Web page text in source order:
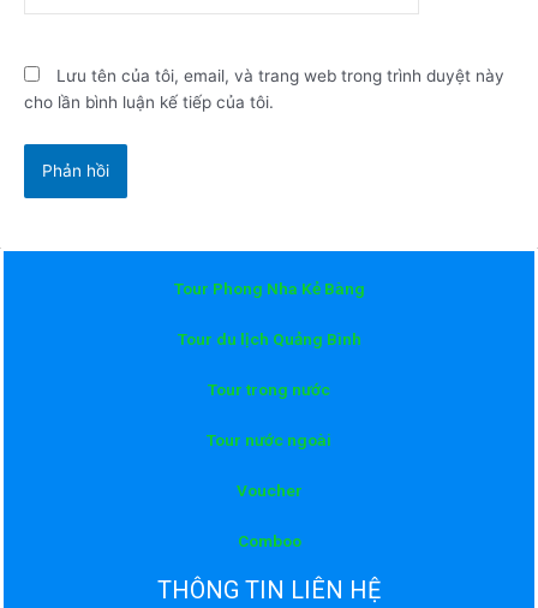
Lưu tên của tôi, email, và trang web trong trình duyệt này
cho lần bình luận kế tiếp của tôi.
Tour Phong Nha Kẻ Bàng
Tour du lịch Quảng Bình
Tour trong nước
Tour nước ngoài
Voucher
Comboo
THÔNG TIN LIÊN HỆ